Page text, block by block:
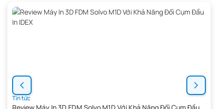
Tin tức